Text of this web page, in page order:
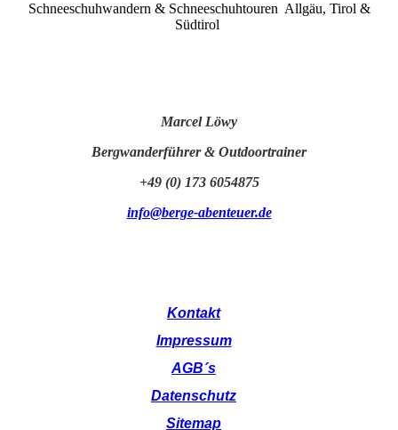
Schneeschuhwandern & Schneeschuhtouren Allgäu, Tirol &
Südtirol
Marcel Löwy
Bergwanderführer & Outdoortrainer
+49 (0) 173 6054875
info@berge-abenteuer.de
Kontakt
Impressum
AGB´s
Datenschutz
Sitemap